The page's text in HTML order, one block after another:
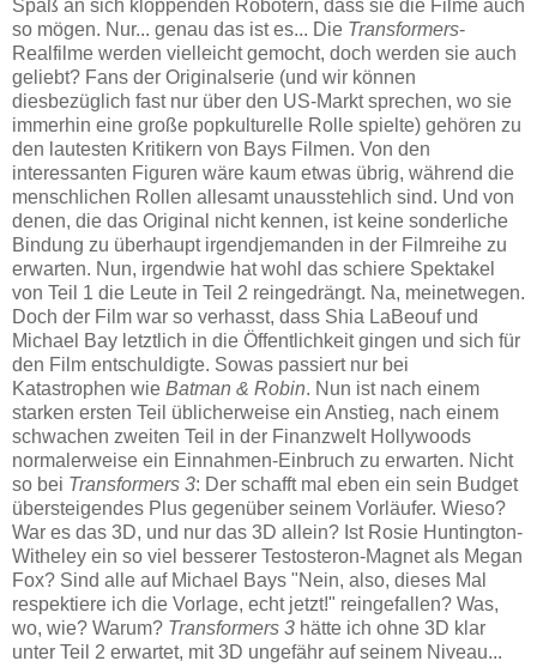
Spaß an sich kloppenden Robotern, dass sie die Filme auch
so mögen. Nur... genau das ist es... Die Transformers-
Realfilme werden vielleicht gemocht, doch werden sie auch
geliebt? Fans der Originalserie (und wir können
diesbezüglich fast nur über den US-Markt sprechen, wo sie
immerhin eine große popkulturelle Rolle spielte) gehören zu
den lautesten Kritikern von Bays Filmen. Von den
interessanten Figuren wäre kaum etwas übrig, während die
menschlichen Rollen allesamt unausstehlich sind. Und von
denen, die das Original nicht kennen, ist keine sonderliche
Bindung zu überhaupt irgendjemanden in der Filmreihe zu
erwarten. Nun, irgendwie hat wohl das schiere Spektakel
von Teil 1 die Leute in Teil 2 reingedrängt. Na, meinetwegen.
Doch der Film war so verhasst, dass Shia LaBeouf und
Michael Bay letztlich in die Öffentlichkeit gingen und sich für
den Film entschuldigte. Sowas passiert nur bei
Katastrophen wie Batman & Robin. Nun ist nach einem
starken ersten Teil üblicherweise ein Anstieg, nach einem
schwachen zweiten Teil in der Finanzwelt Hollywoods
normalerweise ein Einnahmen-Einbruch zu erwarten. Nicht
so bei Transformers 3: Der schafft mal eben ein sein Budget
übersteigendes Plus gegenüber seinem Vorläufer. Wieso?
War es das 3D, und nur das 3D allein? Ist Rosie Huntington-
Witheley ein so viel besserer Testosteron-Magnet als Megan
Fox? Sind alle auf Michael Bays "Nein, also, dieses Mal
respektiere ich die Vorlage, echt jetzt!" reingefallen? Was,
wo, wie? Warum? Transformers 3 hätte ich ohne 3D klar
unter Teil 2 erwartet, mit 3D ungefähr auf seinem Niveau...